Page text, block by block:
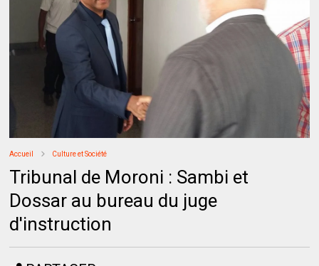
Accueil Culture et Société
Tribunal de Moroni : Sambi et
Dossar au bureau du juge
d'instruction